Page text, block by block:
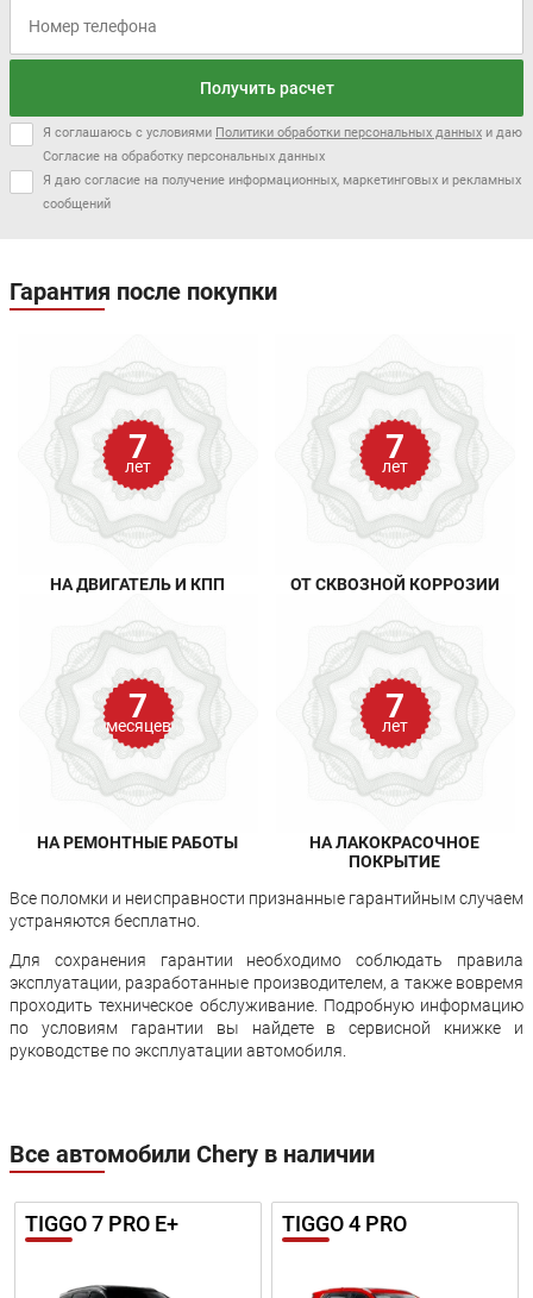
Получить расчет
Я соглашаюсь с условиями Политики обработки персональных данных и даю
Согласие на обработку персональных данных
Я даю согласие на получение информационных, маркетинговых и рекламных
сообщений
Гарантия после покупки
7
лет
НА ДВИГАТЕЛЬ И КПП
7
лет
ОТ СКВОЗНОЙ КОРРОЗИИ
7
месяцев
НА РЕМОНТНЫЕ РАБОТЫ
7
лет
НА ЛАКОКРАСОЧНОЕ
ПОКРЫТИЕ
Все поломки и неисправности признанные гарантийным случаем
устраняются бесплатно.
Для сохранения гарантии необходимо соблюдать правила
эксплуатации, разработанные производителем, а также вовремя
проходить техническое обслуживание. Подробную информацию
по условиям гарантии вы найдете в сервисной книжке и
руководстве по эксплуатации автомобиля.
Все автомобили Chery в наличии
TIGGO 7 PRO E+ TIGGO 4 PRO